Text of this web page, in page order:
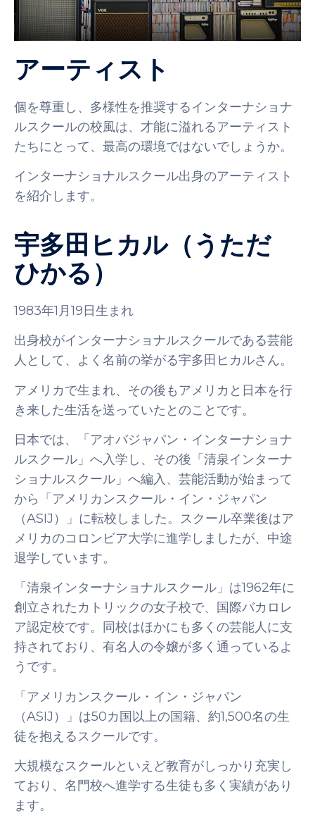
アーティスト
個を尊重し、多様性を推奨するインターナショナ
ルスクールの校風は、才能に溢れるアーティスト
たちにとって、最高の環境ではないでしょうか。
インターナショナルスクール出身のアーティスト
を紹介します。
宇多田ヒカル（うただ
ひかる）
1983年1月19日生まれ
出身校がインターナショナルスクールである芸能
人として、よく名前の挙がる宇多田ヒカルさん。
アメリカで生まれ、その後もアメリカと日本を行
き来した生活を送っていたとのことです。
日本では、「アオバジャパン・インターナショナ
ルスクール」へ入学し、その後「清泉インターナ
ショナルスクール」へ編入、芸能活動が始まって
から「アメリカンスクール・イン・ジャパン
（ASIJ）」に転校しました。スクール卒業後はア
メリカのコロンビア大学に進学しましたが、中途
退学しています。
「清泉インターナショナルスクール」は1962年に
創立されたカトリックの女子校で、国際バカロレ
ア認定校です。同校はほかにも多くの芸能人に支
持されており、有名人の令嬢が多く通っているよ
うです。
「アメリカンスクール・イン・ジャパン
（ASIJ）」は50カ国以上の国籍、約1,500名の生
徒を抱えるスクールです。
大規模なスクールといえど教育がしっかり充実し
ており、名門校へ進学する生徒も多く実績があり
ます。